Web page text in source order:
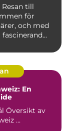
till
för
och med
En
resor till Schweiz ...